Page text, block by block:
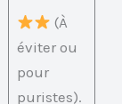
(À
éviter ou
pour
puristes).